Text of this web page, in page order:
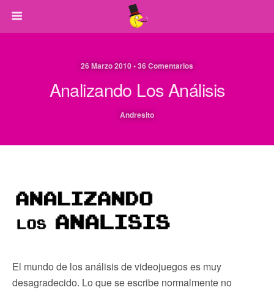
26 Marzo 2010 • 36 Comentarios
Analizando Los Análisis
Andresito
El mundo de los análisis de videojuegos es muy
desagradecido. Lo que se escribe normalmente no